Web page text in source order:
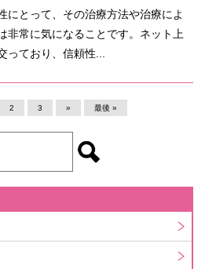
にとって、その治療方法や治療によ
非常に気になることです。ネット上
っており、信頼性...
2 3 » 最後 »